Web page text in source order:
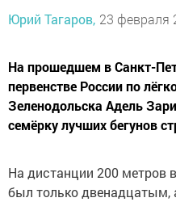
Юрий Тагаров, 23 февраля
На прошедшем в Санкт-
первенстве России по
Зеленодольска Адель
семёрку лучших бегунов
На дистанции 200
был только двенадцатым,